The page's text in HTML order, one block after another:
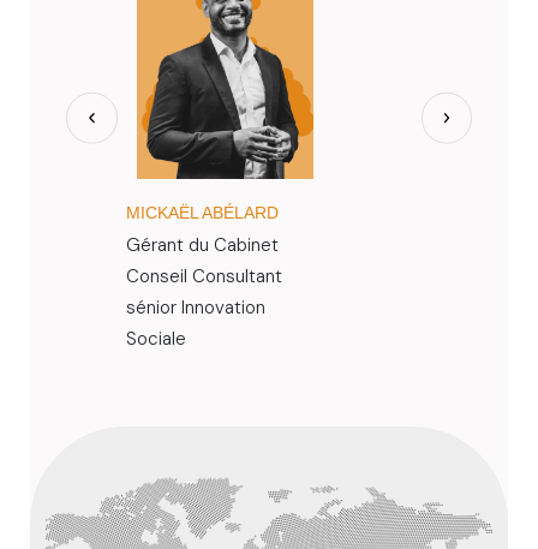
MICKAËL ABÉLARD
Gérant du Cabinet
Conseil Consultant
sénior Innovation
Sociale